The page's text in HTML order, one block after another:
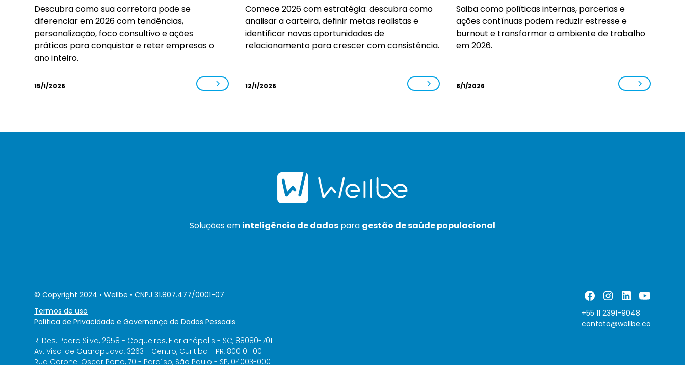
Descubra como sua corretora pode se
diferenciar em 2026 com tendências,
personalização, foco consultivo e ações
práticas para conquistar e reter empresas o
ano inteiro.
15/1/2026
Comece 2026 com estratégia: descubra como
analisar a carteira, definir metas realistas e
identificar novas oportunidades de
relacionamento para crescer com consistência.
12/1/2026
Saiba como políticas internas, parcerias e
ações contínuas podem reduzir estresse e
burnout e transformar o ambiente de trabalho
em 2026.
8/1/2026
Soluções em inteligência de dados para gestão de saúde populacional
© Copyright 2024 • Wellbe • CNPJ 31.807.477/0001-07
Termos de uso
Política de Privacidade e Governança de Dados Pessoais
+55 11 2391-9048
contato@wellbe.co
R. Des. Pedro Silva, 2958 - Coqueiros, Florianópolis - SC, 88080-701
Av. Visc. de Guarapuava, 3263 - Centro, Curitiba - PR, 80010-100
Rua Coronel Oscar Porto, 70 - Paraíso, São Paulo - SP, 04003-000